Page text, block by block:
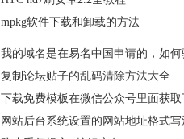
mpkg软件下载和卸载的方法
我的域名是在易名中国申请的，如
复制论坛贴子的乱码清除方法大全
下载免费模板在微信公众号里面获
网站后台系统设置的网站地址格式写